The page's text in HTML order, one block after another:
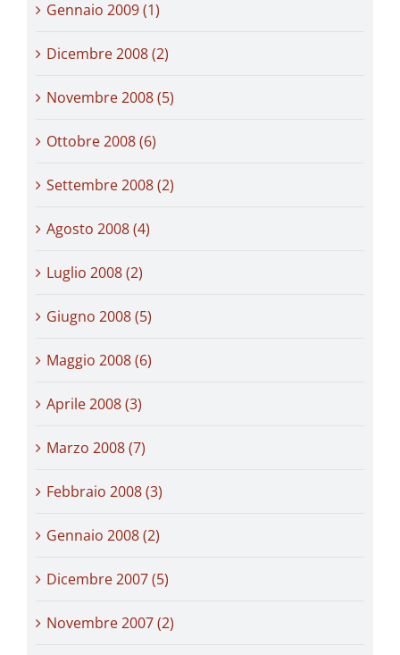
Gennaio 2009 (1)
Dicembre 2008 (2)
Novembre 2008 (5)
Ottobre 2008 (6)
Settembre 2008 (2)
Agosto 2008 (4)
Luglio 2008 (2)
Giugno 2008 (5)
Maggio 2008 (6)
Aprile 2008 (3)
Marzo 2008 (7)
Febbraio 2008 (3)
Gennaio 2008 (2)
Dicembre 2007 (5)
Novembre 2007 (2)